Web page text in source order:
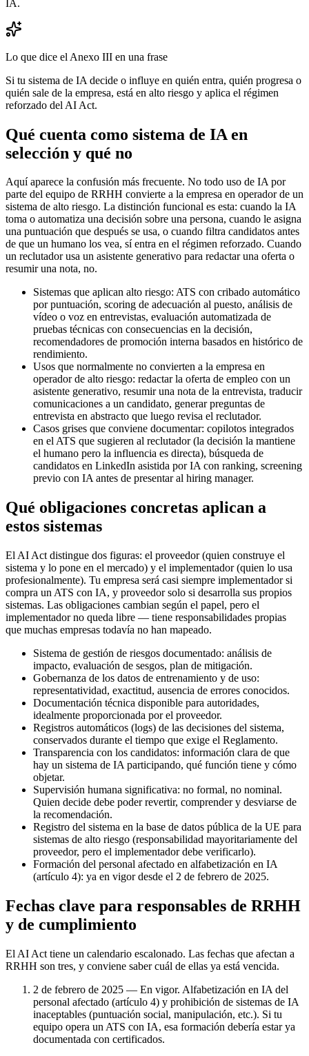
IA.
Lo que dice el Anexo III en una frase
Si tu sistema de IA decide o influye en quién entra, quién progresa o
quién sale de la empresa, está en alto riesgo y aplica el régimen
reforzado del AI Act.
Qué cuenta como sistema de IA en
selección y qué no
Aquí aparece la confusión más frecuente. No todo uso de IA por
parte del equipo de RRHH convierte a la empresa en operador de un
sistema de alto riesgo. La distinción funcional es esta: cuando la IA
toma o automatiza una decisión sobre una persona, cuando le asigna
una puntuación que después se usa, o cuando filtra candidatos antes
de que un humano los vea, sí entra en el régimen reforzado. Cuando
un reclutador usa un asistente generativo para redactar una oferta o
resumir una nota, no.
Sistemas que aplican alto riesgo: ATS con cribado automático
por puntuación, scoring de adecuación al puesto, análisis de
vídeo o voz en entrevistas, evaluación automatizada de
pruebas técnicas con consecuencias en la decisión,
recomendadores de promoción interna basados en histórico de
rendimiento.
Usos que normalmente no convierten a la empresa en
operador de alto riesgo: redactar la oferta de empleo con un
asistente generativo, resumir una nota de la entrevista, traducir
comunicaciones a un candidato, generar preguntas de
entrevista en abstracto que luego revisa el reclutador.
Casos grises que conviene documentar: copilotos integrados
en el ATS que sugieren al reclutador (la decisión la mantiene
el humano pero la influencia es directa), búsqueda de
candidatos en LinkedIn asistida por IA con ranking, screening
previo con IA antes de presentar al hiring manager.
Qué obligaciones concretas aplican a
estos sistemas
El AI Act distingue dos figuras: el proveedor (quien construye el
sistema y lo pone en el mercado) y el implementador (quien lo usa
profesionalmente). Tu empresa será casi siempre implementador si
compra un ATS con IA, y proveedor solo si desarrolla sus propios
sistemas. Las obligaciones cambian según el papel, pero el
implementador no queda libre — tiene responsabilidades propias
que muchas empresas todavía no han mapeado.
Sistema de gestión de riesgos documentado: análisis de
impacto, evaluación de sesgos, plan de mitigación.
Gobernanza de los datos de entrenamiento y de uso:
representatividad, exactitud, ausencia de errores conocidos.
Documentación técnica disponible para autoridades,
idealmente proporcionada por el proveedor.
Registros automáticos (logs) de las decisiones del sistema,
conservados durante el tiempo que exige el Reglamento.
Transparencia con los candidatos: información clara de que
hay un sistema de IA participando, qué función tiene y cómo
objetar.
Supervisión humana significativa: no formal, no nominal.
Quien decide debe poder revertir, comprender y desviarse de
la recomendación.
Registro del sistema en la base de datos pública de la UE para
sistemas de alto riesgo (responsabilidad mayoritariamente del
proveedor, pero el implementador debe verificarlo).
Formación del personal afectado en alfabetización en IA
(artículo 4): ya en vigor desde el 2 de febrero de 2025.
Fechas clave para responsables de RRHH
y de cumplimiento
El AI Act tiene un calendario escalonado. Las fechas que afectan a
RRHH son tres, y conviene saber cuál de ellas ya está vencida.
2 de febrero de 2025 — En vigor. Alfabetización en IA del
personal afectado (artículo 4) y prohibición de sistemas de IA
inaceptables (puntuación social, manipulación, etc.). Si tu
equipo opera un ATS con IA, esa formación debería estar ya
documentada con certificados.